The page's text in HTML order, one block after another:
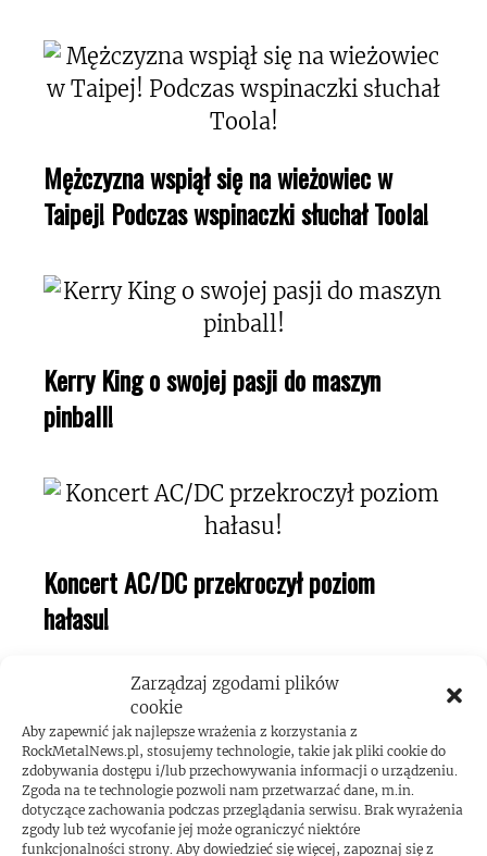
Zarządzaj zgodami plików
cookie
Aby zapewnić jak najlepsze wrażenia z korzystania z
RockMetalNews.pl, stosujemy technologie, takie jak pliki cookie do
zdobywania dostępu i/lub przechowywania informacji o urządzeniu.
Zgoda na te technologie pozwoli nam przetwarzać dane, m.in.
dotyczące zachowania podczas przeglądania serwisu. Brak wyrażenia
zgody lub też wycofanie jej może ograniczyć niektóre
funkcjonalności strony. Aby dowiedzieć się więcej, zapoznaj się z
Mężczyzna wspiął się na wieżowiec w
Taipej! Podczas wspinaczki słuchał Toola!
Kerry King o swojej pasji do maszyn
pinball!
Koncert AC/DC przekroczył poziom
hałasu!